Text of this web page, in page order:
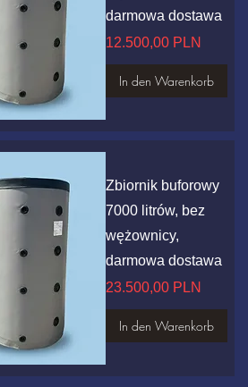
darmowa dostawa
Preis
12.500,00 PLN
In den Warenkorb
Zbiornik buforowy
7000 litrów, bez
wężownicy,
darmowa dostawa
Preis
23.500,00 PLN
In den Warenkorb